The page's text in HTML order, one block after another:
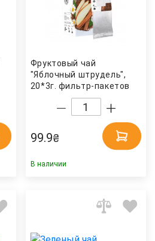
Фруктовый чай
"Яблочный штрудель",
20*3г. фильтр-пакетов
(4820230480092) Hello
99.9₴
В наличии